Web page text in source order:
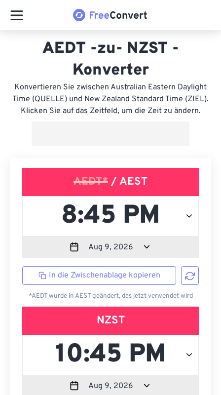
AEDT -zu- NZST -
Konverter
Konvertieren Sie zwischen Australian Eastern Daylight
Time (QUELLE) und New Zealand Standard Time (ZIEL).
Klicken Sie auf das Zeitfeld, um die Zeit zu ändern.
AEDT* / AEST
In die Zwischenablage kopieren
*AEDT wurde in AEST geändert, das jetzt verwendet wird
NZST